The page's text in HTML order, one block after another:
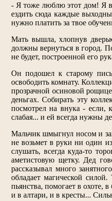
- Я тоже люблю этот дом! Я в
ездить сюда каждые
нужно платить за твое
Мать вышла, хлопнув
должны вернуться в город.
не будет, построенной его
Он подошел к старому
освободить комнату.
прозрачной осиновой
деньгах. Собирать эту
посмотрел на внука - если,
слабая... и ей всегда нужны
Мальчик шмыгнул носом и
не возьмет в руки ни один
слушать, всегда куда-то
аметистовую щетку. Дед
рассказывал много
обладает магической
пьянства, помогает в охоте,
и в алтари, и в кресты...